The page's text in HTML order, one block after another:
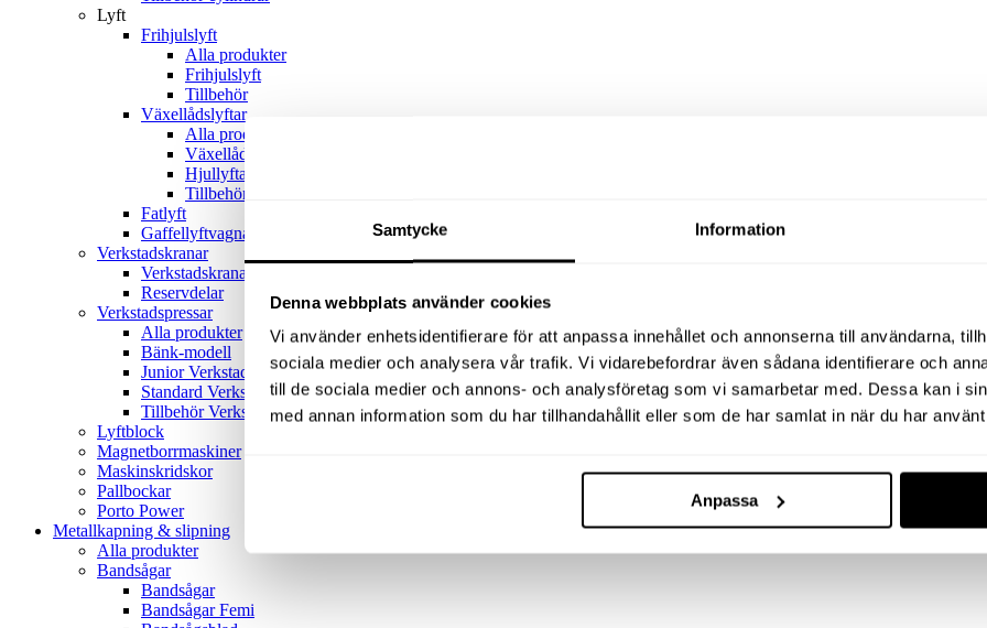
Samtycke Information
Denna webbplats använder cookies
Vi använder enhetsidentifierare för att anpassa innehållet och annonserna till användarna,
sociala medier och analysera vår trafik. Vi vidarebefordrar även sådana identifierare och
till de sociala medier och annons- och analysföretag som vi samarbetar med. Dessa kan i
med annan information som du har tillhandahållit eller som de har samlat in när du har
Anpassa
Lyft
Frihjulslyft
Alla produkter
Frihjulslyft
Tillbehör
Växellådslyftar
Alla produkter
Växellådslyftar
Hjullyftar
Tillbehör
Fatlyft
Gaffellyftvagnar
Verkstadskranar
Verkstadskranar
Reservdelar
Verkstadspressar
Alla produkter
Bänk-modell
Junior Verkstadspress
Standard Verkstadspress
Tillbehör Verkstadspressar
Lyftblock
Magnetborrmaskiner
Maskinskridskor
Pallbockar
Porto Power
Metallkapning & slipning
Alla produkter
Bandsågar
Bandsågar
Bandsågar Femi